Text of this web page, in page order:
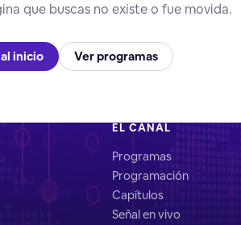
que buscas no existe o fue movida.
inicio Ver programas
EL CANAL
Programas
Programación
Capítulos
Señal en vivo